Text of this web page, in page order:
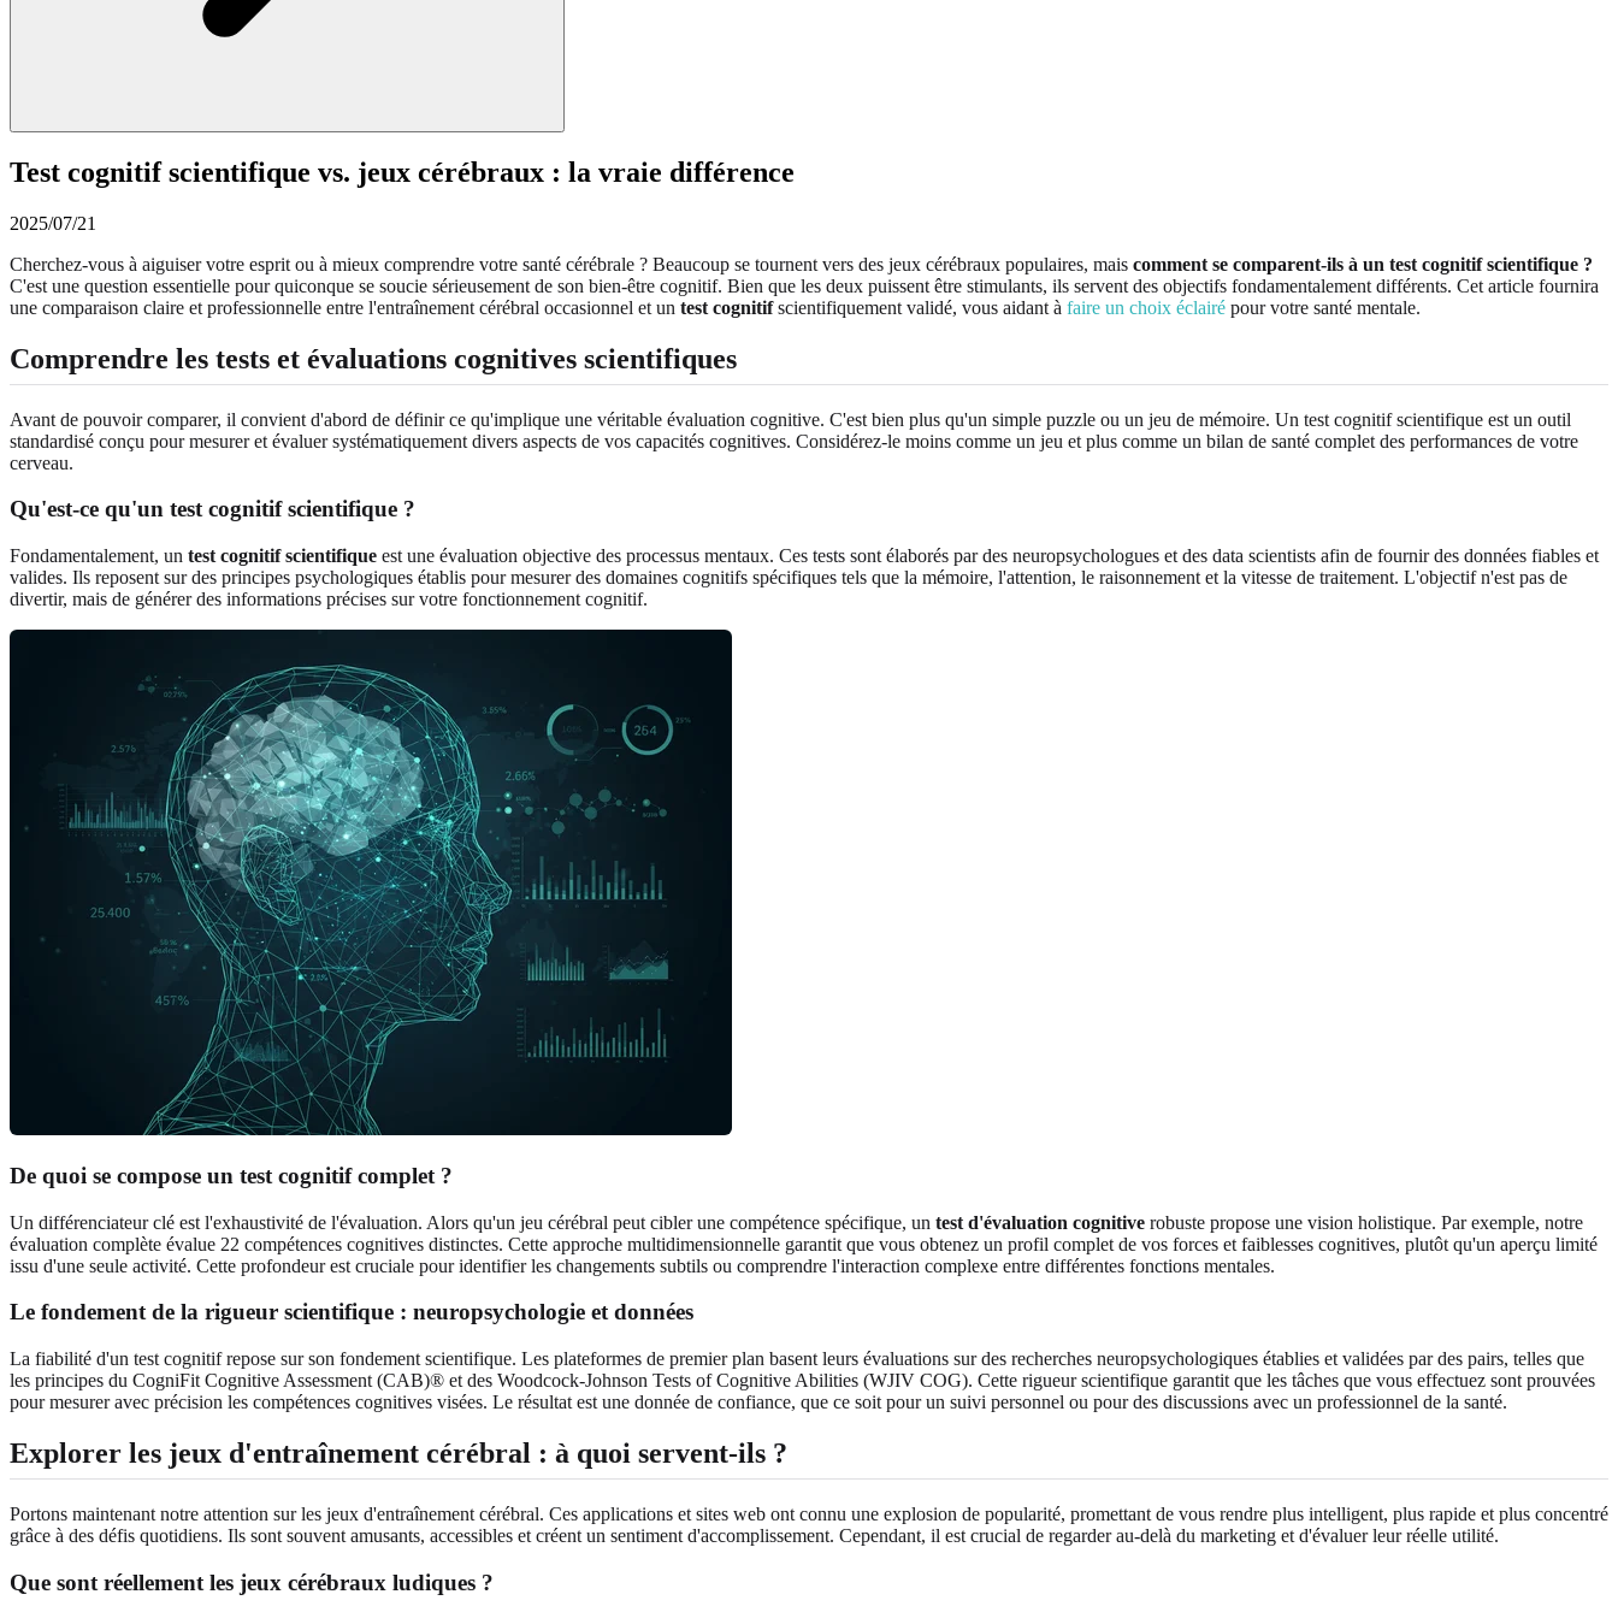
Test cognitif scientifique vs. jeux cérébraux : la vraie différence
2025/07/21
Cherchez-vous à aiguiser votre esprit ou à mieux comprendre votre santé cérébrale ? Beaucoup se tournent vers des jeux cérébraux populaires, mais comment se comparent-ils à un test cognitif scientifique ?
C'est une question essentielle pour quiconque se soucie sérieusement de son bien-être cognitif. Bien que les deux puissent être stimulants, ils servent des objectifs fondamentalement différents. Cet article fournira
une comparaison claire et professionnelle entre l'entraînement cérébral occasionnel et un test cognitifscientifiquement validé, vous aidant à faire un choix éclairé pour votre santé mentale.
Comprendre les tests et évaluations cognitives scientifiques
Avant de pouvoir comparer, il convient d'abord de définir ce qu'implique une véritable évaluation cognitive. C'est bien plus qu'un simple puzzle ou un jeu de mémoire. Un test cognitif scientifique est un outil
standardisé conçu pour mesurer et évaluer systématiquement divers aspects de vos capacités cognitives. Considérez-le moins comme un jeu et plus comme un bilan de santé complet des performances de votre
cerveau.
Qu'est-ce qu'un test cognitif scientifique ?
Fondamentalement, un test cognitif scientifique est une évaluation objective des processus mentaux. Ces tests sont élaborés par des neuropsychologues et des data scientists afin de fournir des données fiables et
valides. Ils reposent sur des principes psychologiques établis pour mesurer des domaines cognitifs spécifiques tels que la mémoire, l'attention, le raisonnement et la vitesse de traitement. L'objectif n'est pas de
divertir, mais de générer des informations précises sur votre fonctionnement cognitif.
De quoi se compose un test cognitif complet ?
Un différenciateur clé est l'exhaustivité de l'évaluation. Alors qu'un jeu cérébral peut cibler une compétence spécifique, un test d'évaluation cognitive robuste propose une vision holistique. Par exemple, notre
évaluation complète évalue 22 compétences cognitives distinctes. Cette approche multidimensionnelle garantit que vous obtenez un profil complet de vos forces et faiblesses cognitives, plutôt qu'un aperçu limité
issu d'une seule activité. Cette profondeur est cruciale pour identifier les changements subtils ou comprendre l'interaction complexe entre différentes fonctions mentales.
Le fondement de la rigueur scientifique : neuropsychologie et données
La fiabilité d'un test cognitif repose sur son fondement scientifique. Les plateformes de premier plan basent leurs évaluations sur des recherches neuropsychologiques établies et validées par des pairs, telles que
les principes du CogniFit Cognitive Assessment (CAB)® et des Woodcock-Johnson Tests of Cognitive Abilities (WJIV COG). Cette rigueur scientifique garantit que les tâches que vous effectuez sont prouvées
pour mesurer avec précision les compétences cognitives visées. Le résultat est une donnée de confiance, que ce soit pour un suivi personnel ou pour des discussions avec un professionnel de la santé.
Explorer les jeux d'entraînement cérébral : à quoi servent-ils ?
Portons maintenant notre attention sur les jeux d'entraînement cérébral. Ces applications et sites web ont connu une explosion de popularité, promettant de vous rendre plus intelligent, plus rapide et plus concentré
grâce à des défis quotidiens. Ils sont souvent amusants, accessibles et créent un sentiment d'accomplissement. Cependant, il est crucial de regarder au-delà du marketing et d'évaluer leur réelle utilité.
Que sont réellement les jeux cérébraux ludiques ?